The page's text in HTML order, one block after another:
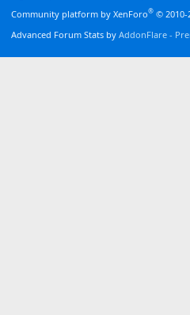
Community platform by XenForo® © 2010-
Advanced Forum Stats by AddonFlare -